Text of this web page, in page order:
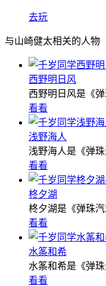
去玩
与山崎健太相关的人物
西野明日风
西野明日风是《
看看
浅野海人
浅野海人是《弹
看看
柊夕湖
柊夕湖是《弹珠
看看
水筿和希
水筿和希是《弹
看看